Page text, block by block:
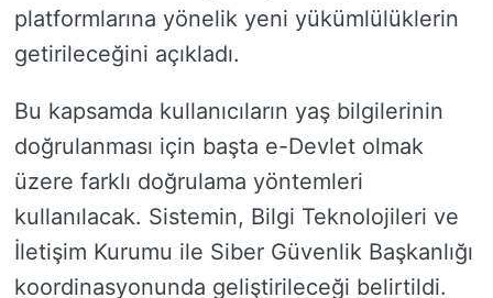
platformlarına yönelik yeni yükümlülüklerin
getirileceğini açıkladı.
Bu kapsamda kullanıcıların yaş bilgilerinin
doğrulanması için başta e-Devlet olmak
üzere farklı doğrulama yöntemleri
kullanılacak. Sistemin, Bilgi Teknolojileri ve
İletişim Kurumu ile Siber Güvenlik Başkanlığı
koordinasyonunda geliştirileceği belirtildi.